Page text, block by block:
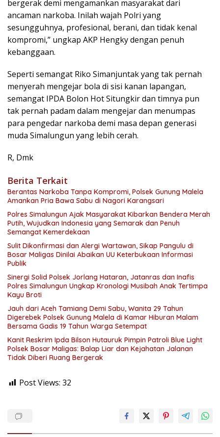
bergerak demi mengamankan masyarakat dari
ancaman narkoba. Inilah wajah Polri yang
sesungguhnya, profesional, berani, dan tidak kenal
kompromi,” ungkap AKP Hengky dengan penuh
kebanggaan.
Seperti semangat Riko Simanjuntak yang tak pernah
menyerah mengejar bola di sisi kanan lapangan,
semangat IPDA Bolon Hot Situngkir dan timnya pun
tak pernah padam dalam mengejar dan menumpas
para pengedar narkoba demi masa depan generasi
muda Simalungun yang lebih cerah.
R, Dmk
Berita Terkait
Berantas Narkoba Tanpa Kompromi, Polsek Gunung Malela
Amankan Pria Bawa Sabu di Nagori Karangsari
Polres Simalungun Ajak Masyarakat Kibarkan Bendera Merah
Putih, Wujudkan Indonesia yang Semarak dan Penuh
Semangat Kemerdekaan
Sulit Dikonfirmasi dan Alergi Wartawan, Sikap Pangulu di
Bosar Maligas Dinilai Abaikan UU Keterbukaan Informasi
Publik
Sinergi Solid Polsek Jorlang Hataran, Jatanras dan Inafis
Polres Simalungun Ungkap Kronologi Musibah Anak Tertimpa
Kayu Broti
Jauh dari Aceh Tamiang Demi Sabu, Wanita 29 Tahun
Digerebek Polsek Gunung Malela di Kamar Hiburan Malam
Bersama Gadis 19 Tahun Warga Setempat
Kanit Reskrim Ipda Bilson Hutauruk Pimpin Patroli Blue Light
Polsek Bosar Maligas: Balap Liar dan Kejahatan Jalanan
Tidak Diberi Ruang Bergerak
Post Views: 32